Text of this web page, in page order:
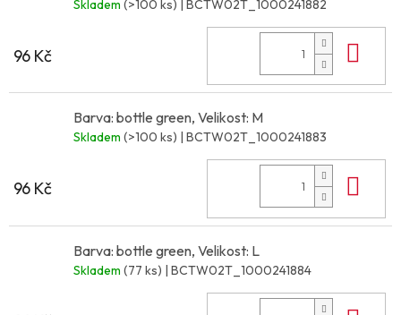
Skladem (>100 ks) | BCTW02T_1000241882
96 Kč
Barva: bottle green, Velikost: M
Skladem (>100 ks) | BCTW02T_1000241883
96 Kč
Barva: bottle green, Velikost: L
Skladem (77 ks) | BCTW02T_1000241884